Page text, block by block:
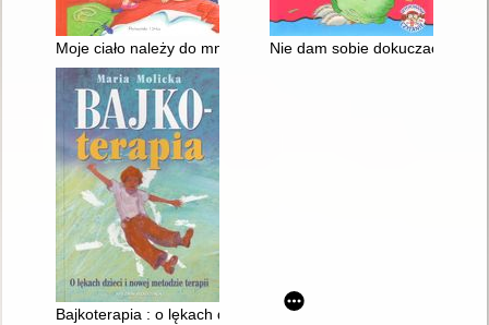
Moje ciało należy do mnie! : naucz dziecko mówić "nie"!
Nie dam sobie dokuczać
Bajkoterapia : o lękach dzieci i nowej metodzie terapii